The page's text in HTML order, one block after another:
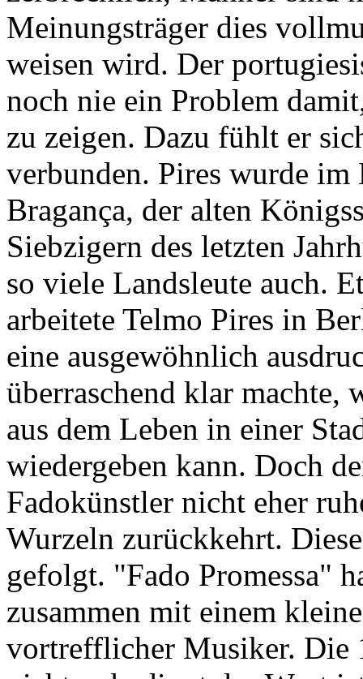
Meinungsträger dies
weisen wird. Der
noch nie ein Problem
zu zeigen. Dazu fühlt er
verbunden. Pires wurde
Bragança, der alten
Siebzigern des letzten
so viele Landsleute auch.
arbeitete Telmo Pires in
eine ausgewöhnlich
überraschend klar machte,
aus dem Leben in einer
wiedergeben kann. Doch
Fadokünstler nicht eher
Wurzeln zurückkehrt.
gefolgt. "Fado Promessa"
zusammen mit einem
vortrefflicher Musiker. Die